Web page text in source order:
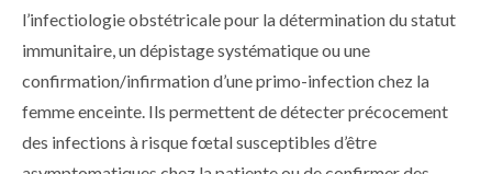
l’infectiologie obstétricale pour la détermination du statut
immunitaire, un dépistage systématique ou une
confirmation/infirmation d’une primo-infection chez la
femme enceinte. Ils permettent de détecter précocement
des infections à risque fœtal susceptibles d’être